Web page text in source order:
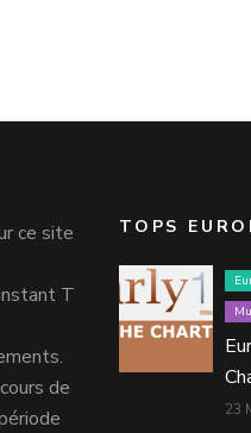
ce site
T
de
TOPS
23